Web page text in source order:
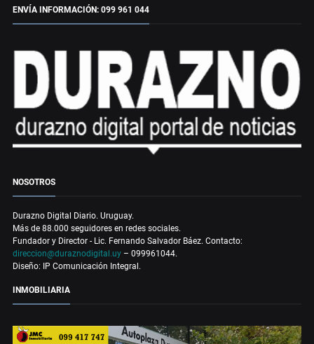
ENVÍA INFORMACIÓN: 099 961 044
NOSOTROS
Durazno Digital Diario. Uruguay.
Más de 88.000 seguidores en redes sociales.
Fundador y Director - Lic. Fernando Salvador Báez. Contacto:
direccion@duraznodigital.uy – 099961044.
Diseño: IP Comunicación Integral.
INMOBILIARIA